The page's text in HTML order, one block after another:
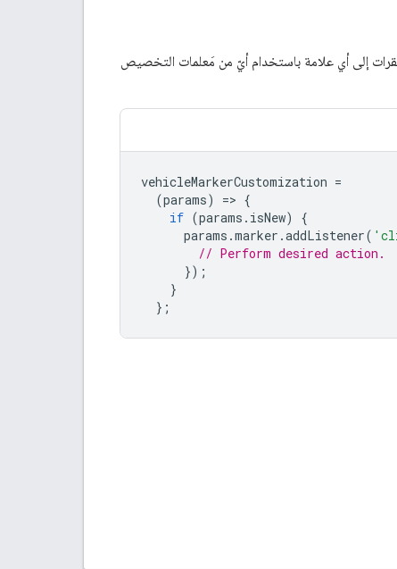
إلى أي علامة باستخدام أيّ من مَعلمات التخصيص
vehicleMarkerCustomization =
(params) => {
if (params . isNew)
{
params .marker .addListener(
// Perform desired action.
});
}
};